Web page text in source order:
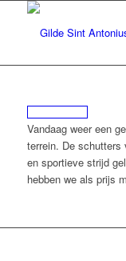
Vandaag weer een
terrein. De schutters
en sportieve strijd
hebben we als prijs